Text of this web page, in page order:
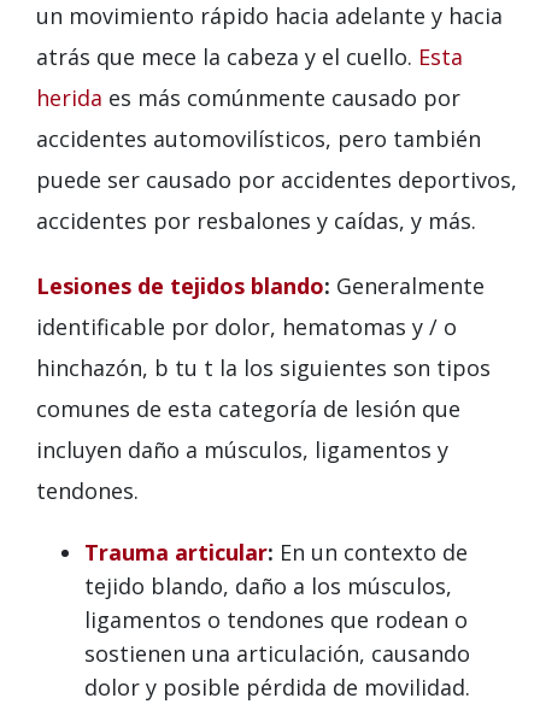
un movimiento rápido hacia adelante y hacia
atrás que mece la cabeza y el cuello. Esta
herida es más comúnmente causado por
accidentes automovilísticos, pero también
puede ser causado por accidentes deportivos,
accidentes por resbalones y caídas, y más.
Lesiones de tejidos blando: Generalmente
identificable por dolor, hematomas y / o
hinchazón, b tu t la los siguientes son tipos
comunes de esta categoría de lesión que
incluyen daño a músculos, ligamentos y
tendones.
Trauma articular: En un contexto de
tejido blando, daño a los músculos,
ligamentos o tendones que rodean o
sostienen una articulación, causando
dolor y posible pérdida de movilidad.